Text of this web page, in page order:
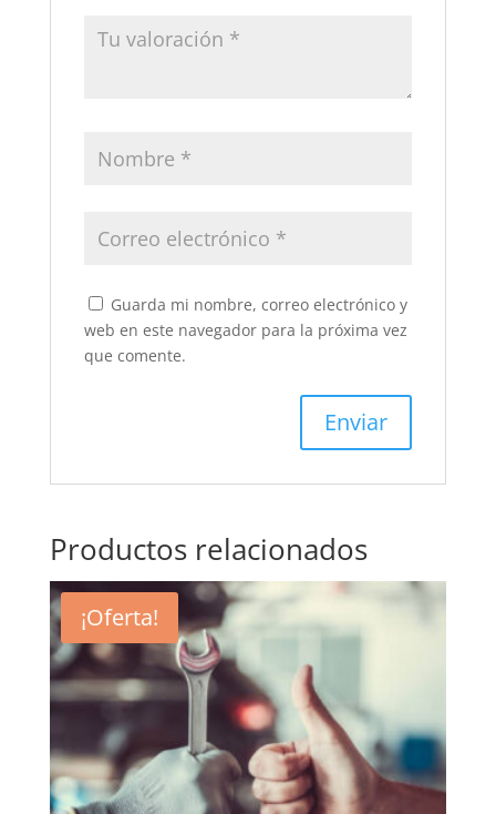
Guarda mi nombre, correo electrónico y
web en este navegador para la próxima vez
que comente.
Productos relacionados
¡Oferta!